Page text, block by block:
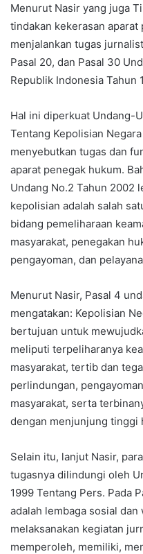
Menurut Nasir yang juga
tindakan kekerasan
menjalankan tugas
Pasal 20, dan Pasal 30
Republik Indonesia Tahun
Hal ini diperkuat Undang-
Tentang Kepolisian
menyebutkan tugas dan
aparat penegak hukum.
Undang No.2 Tahun 2002
kepolisian adalah salah
bidang pemeliharaan
masyarakat, penegakan
pengayoman, dan
Menurut Nasir, Pasal 4
mengatakan: Kepolisian
bertujuan untuk
meliputi terpeliharanya
masyarakat, tertib dan
perlindungan,
masyarakat, serta
dengan menjunjung tinggi
Selain itu, lanjut Nasir,
tugasnya dilindungi oleh
1999 Tentang Pers. Pada
adalah lembaga sosial dan
melaksanakan kegiatan
memperoleh, memiliki,